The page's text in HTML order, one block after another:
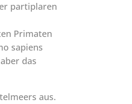
partiplaren
Primaten
sapiens
das
aus.